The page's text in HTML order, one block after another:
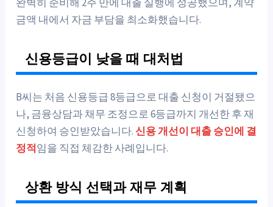
금액 내에서 자금 부담을 최소화했습니다.
신용등급이 낮을 때 대처법
B씨는 처음 신용등급 8등급으로 대출 신청이 거절됐으
나, 금융상담과 채무 조정으로 6등급까지 개선한 후 재
신청하여 승인받았습니다.신용 개선이 대출 승인에 결
정적임을 직접 체감한 사례입니다.
상환 방식 선택과 재무 계획